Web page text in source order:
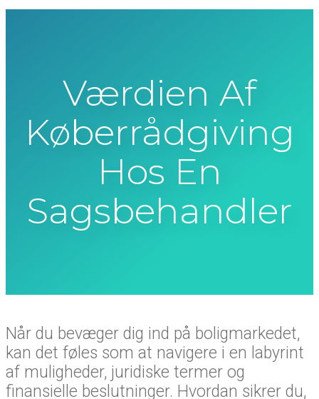
Værdien Af
Køberrådgiving
Hos En
Sagsbehandler
Når du bevæger dig ind på boligmarkedet,
kan det føles som at navigere i en labyrint
af muligheder, juridiske termer og
finansielle beslutninger. Hvordan sikrer du,